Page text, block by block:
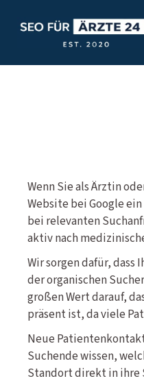
STARTSEITE ÜBER
Wenn Sie als Ärztin
Website bei Google
bei relevanten
aktiv nach
Wir sorgen dafür, dass
der organischen
großen Wert darauf,
präsent ist, da viele
Neue
Suchende wissen,
Standort direkt in ihre